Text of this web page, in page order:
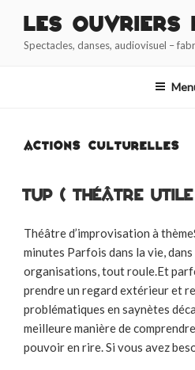
contenu
Les Ouvriers
Spectacles, danses, audiovisuel –
ACTIONS CULTURELLES
TUP ( théâtre
Théâtre d’improvisation à
minutes Parfois dans la vie,
organisations, tout roule.Et
prendre un regard extérieur et
problématiques en saynètes
meilleure manière de
pouvoir en rire. Si vous avez